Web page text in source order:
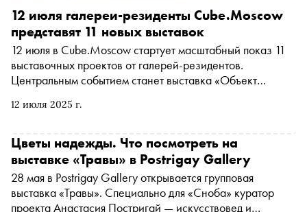
12 июля 2025 г.
12 июля галереи-резиденты Cube.Moscow
представят 11 новых выставок
12 июля в Cube.Moscow стартует масштабный показ 11
выставочных проектов от галерей-резидентов.
Центральным событием станет выставка «Объект
организованной фондом «Новые коллекционеры»
Цветы надежды. Что посмотреть на
выставке «Травы» в Postrigay Gallery
28 мая в Postrigay Gallery открывается групповая
выставка «Травы». Специально для «Сноба» куратор
проекта Анастасия Постригай — искусствовед и